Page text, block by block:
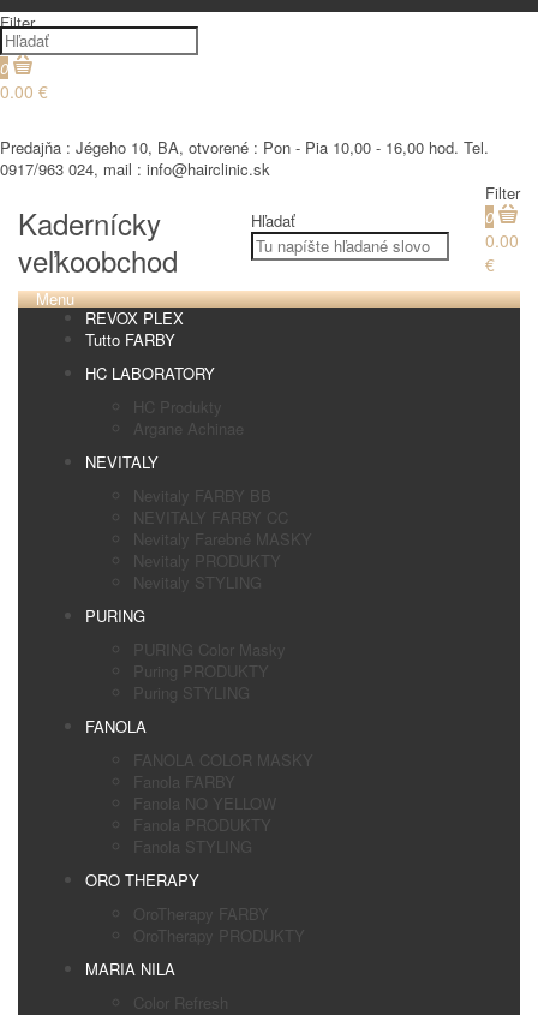
Filter
0
0.00 €
Predajňa : Jégeho 10, BA, otvorené : Pon - Pia 10,00 - 16,00 hod. Tel.
0917/963 024, mail : info@hairclinic.sk
Kadernícky
veľkoobchod
Hľadať
Filter
0
0.00
€
Menu
REVOX PLEX
Tutto FARBY
HC LABORATORY
HC Produkty
Argane Achinae
NEVITALY
Nevitaly FARBY BB
NEVITALY FARBY CC
Nevitaly Farebné MASKY
Nevitaly PRODUKTY
Nevitaly STYLING
PURING
PURING Color Masky
Puring PRODUKTY
Puring STYLING
FANOLA
FANOLA COLOR MASKY
Fanola FARBY
Fanola NO YELLOW
Fanola PRODUKTY
Fanola STYLING
ORO THERAPY
OroTherapy FARBY
OroTherapy PRODUKTY
MARIA NILA
Color Refresh